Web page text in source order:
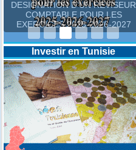
DESIGNATION D’UN REVISEUR
COMPTABLE POUR LES
EXERCICES 2025-2026-2027
Investir en Tunisie